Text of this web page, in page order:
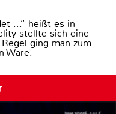
...“ heißt es in
stellte sich eine
ging man zum
Ware.